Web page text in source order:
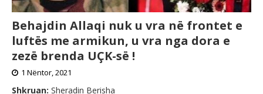
Behajdin Allaqi nuk u vra në frontet e
luftës me armikun, u vra nga dora e
zezë brenda UÇK-së !
1 Nëntor, 2021
Shkruan: Sheradin Berisha